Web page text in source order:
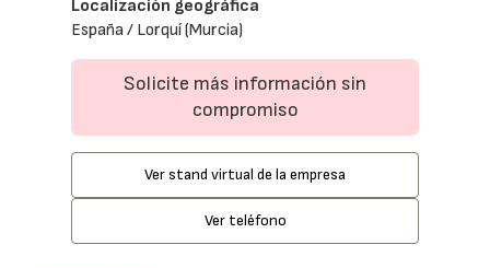
Localización geográfica
España / Lorquí (Murcia)
Solicite más información sin
compromiso
Ver stand virtual de la empresa
Ver teléfono